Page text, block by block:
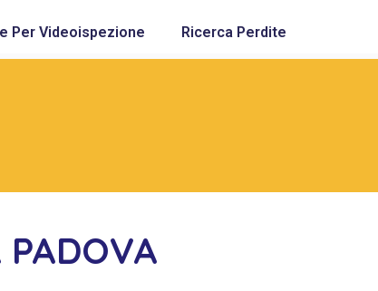
Per Videoispezione Ricerca Perdite
PADOVA